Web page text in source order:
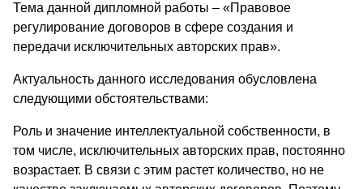
Тема данной дипломной работы – «Правовое
регулирование договоров в сфере создания и
передачи исключительных авторских прав».
Актуальность данного исследования обусловлена
следующими обстоятельствами:
Роль и значение интеллектуальной собственности, в
том числе, исключительных авторских прав, постоянно
возрастает. В связи с этим растет количество, но не